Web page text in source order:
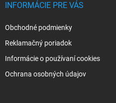
INFORMÁCIE PRE VÁS
Obchodné podmienky
Reklamačný poriadok
Informácie o používaní cookies
Ochrana osobných údajov